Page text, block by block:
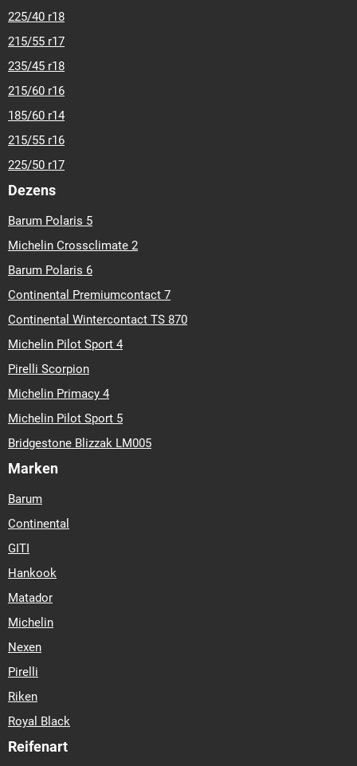
225/40 r18
215/55 r17
235/45 r18
215/60 r16
185/60 r14
215/55 r16
225/50 r17
Dezens
Barum Polaris 5
Michelin Crossclimate 2
Barum Polaris 6
Continental Premiumcontact 7
Continental Wintercontact TS 870
Michelin Pilot Sport 4
Pirelli Scorpion
Michelin Primacy 4
Michelin Pilot Sport 5
Bridgestone Blizzak LM005
Marken
Barum
Continental
GITI
Hankook
Matador
Michelin
Nexen
Pirelli
Riken
Royal Black
Reifenart